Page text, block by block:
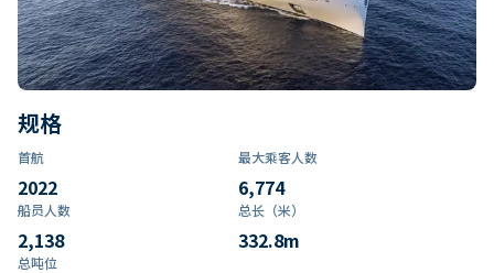
规格
首航
2022
最大乘客人数
6,774
船员人数
2,138
总长（米）
332.8m
总吨位